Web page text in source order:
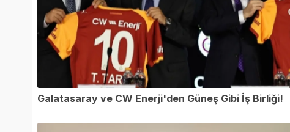
Galatasaray ve CW Enerji'den Güneş Gibi İş Birliği!